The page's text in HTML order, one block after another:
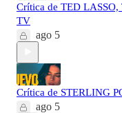
Crítica de TED LASSO,
TV
ago 5
Crítica de STERLING
ago 5